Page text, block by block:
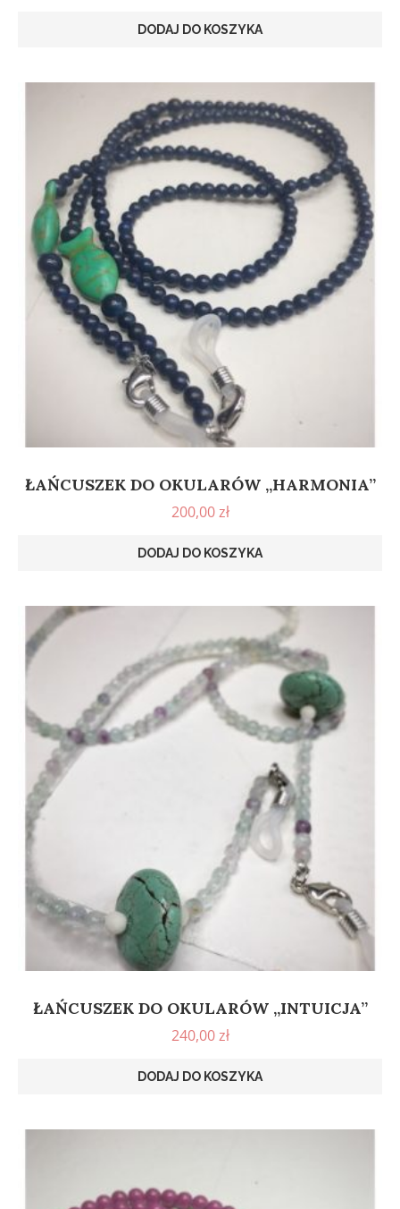
DODAJ DO KOSZYKA
ŁAŃCUSZEK DO OKULARÓW „HARMONIA”
200,00zł
DODAJ DO KOSZYKA
ŁAŃCUSZEK DO OKULARÓW „INTUICJA”
240,00zł
DODAJ DO KOSZYKA